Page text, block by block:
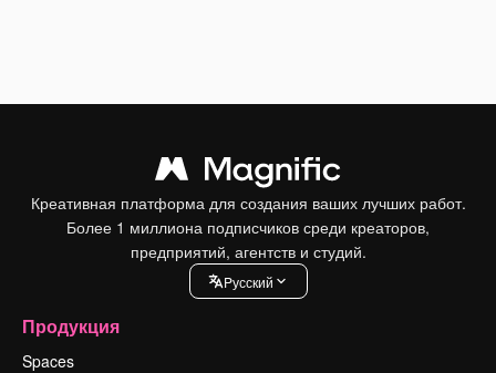
Креативная платформа для создания ваших лучших работ.
Более 1 миллиона подписчиков среди креаторов,
предприятий, агентств и студий.
Pусский
Продукция
Spaces